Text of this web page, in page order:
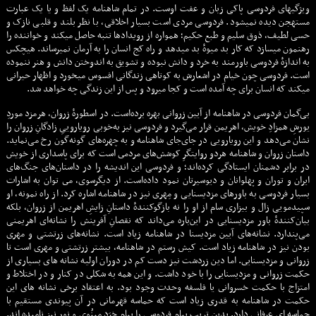
ویژگیهای فردوسی پاکی زبان و عفت اوست. در تمام شاهنامه یک لفظ و یا یک عبارت
مستهجن دیده نمیشود. فردوسی مردی است بسیار اخلاقی، با نظر بلند و قلبی نازک و
حسی لطیف، ذوق سلیم و طبع حکیم؛ همواره از رویدادها تنبه حاصل میکند و خواننده را
رهنمون میسازد که کار بد میوهٔ بد میدهد و راه کج انسان را به آرمان نمیرساند. هیچکس
به اندازهٔ فردوسی باورمند به خرد و دانش نبوده و تشویق به اندوختن دانش و هنر ننموده
است. فردوسی چون خیام در اشعارش به کوتاهی زندگانی افسوس میخورد و اظهار حیرانی
میکند که انسان برای چه آمده است و کجا میرود و پس از این زندگی چه خواهد شد.
بی‌گمان فردوسی در شاهنامه از آیین زروانی بهره برده‌است. در اسطورهٔ زروان، هرمزد موردِ
یورشِ همزادِ خویش، اهریمن قرار می‌گیرد و فردوسی نيز به‌خوبی رویاروییِ زادگانِ زروان را
نشان می‌دهد و این رویارویی در جای‌جای شاهنامه و به چهره‌های گونه‌گون رخ می‌نماید.
داستان زروان و شاهنامه هردو روایتگرِ کوشش‌های مردمى است که برای پاسداری از خویش
در برابر دشمنان ایستادگی کرده‌اند؛ و فردوسی این اندیشه را در داستان‌های جنگ‌های
ایران و توران و پهلوانان و دیوسیرتان نمود داده‌است. از دیگرسوی، مى توان به اشارات
بسيار فردوسی به باورهای مزدیسنایی و مِهری نيز در شاهنامه اشاره کرد. از راه نمونه، او
سپیدمویی زال و بیزاری سام از او را نه بازگوکنندهٔ داستانِ زایشِ اهریمن از زروان، بلکه
بیان‌کنندهٔ باور مزدیسنایی در این‌باره می‌داند که نقصانِ آفرینش را نشانه‌ای اهریمنی
می‌پندارد. نشانه‌های آیین مزدیسنا در شاهنامه زياد است. نشانه‌های زرتشتی و مهری
بودن نيز در شاهنامه زياد است. کیش رستم در شاهنامه، بيشتر زرتشتی و مهری است تا
زروانى و مزديسنايى. اما دين زردشت نيز دست کم در دوران اوليه نشانه هاى بسيارى از
حکمت زروانى و مزديسنايى را با خود داشت. و اين همه به شکلى در کنار و در اختلاط و
امتزاج با حکمت خسروانى يا فلسفه وحدت وجود بود. به اعتقاد برخى نشانه هاى اين
حکمت در شاهنامه به قدرى زياد است که حماسه قهرمانى در آن پيوندى مستقيم با